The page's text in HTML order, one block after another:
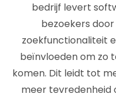
bedrijf levert
bezoekers
zoekfunctionaliteit
beïnvloeden om zo
komen. Dit leidt tot
meer tevredenheid